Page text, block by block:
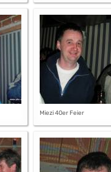
Miezi 40er Feier